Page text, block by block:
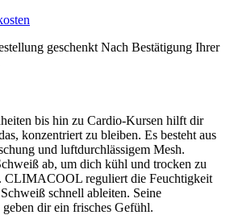
geschenkt Nach Bestätigung Ihrer
bis hin zu Cardio-Kursen hilft dir
konzentriert zu bleiben. Es besteht aus
und luftdurchlässigem Mesh.
ab, um dich kühl und trocken zu
CLIMACOOL reguliert die Feuchtigkeit
schnell ableiten. Seine
dir ein frisches Gefühl.